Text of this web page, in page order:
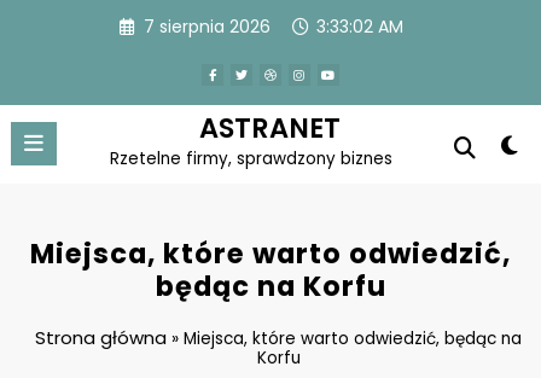
7 sierpnia 2026 3:33:02 AM
ASTRANET
Rzetelne firmy, sprawdzony biznes
Miejsca, które warto odwiedzić,
będąc na Korfu
Strona główna »Miejsca, które warto odwiedzić, będąc na
Korfu